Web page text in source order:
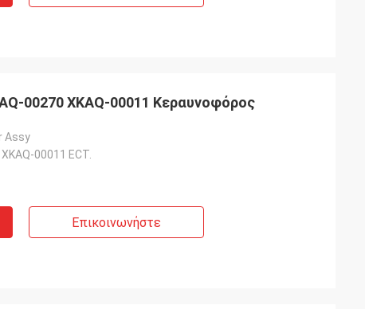
00270 XKAQ-00011 Κεραυνοφόρος
Assy
00011 ECT.
Επικοινωνήστε